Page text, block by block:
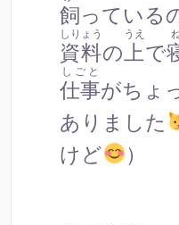
飼っている
資料
しりょう
の上
うえ
で
仕事
しごと
がちょ
ありました
けど
）